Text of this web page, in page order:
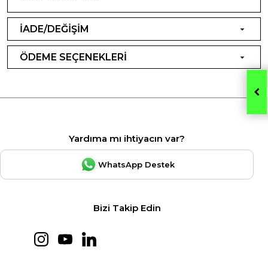
İADE/DEĞİŞİM
ÖDEME SEÇENEKLERİ
Yardıma mı ihtiyacın var?
WhatsApp Destek
Bizi Takip Edin